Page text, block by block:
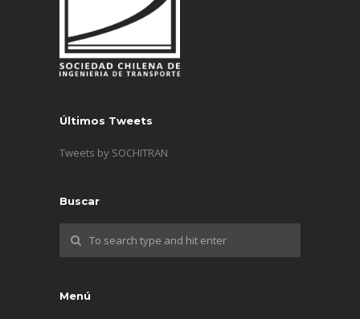
Últimos Tweets
Tweets by SOCHITRAN
Buscar
Menú